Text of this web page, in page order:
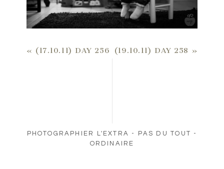
« (17.10.11) DAY 256 (19.10.11) DAY 258 »
PHOTOGRAPHIER L'EXTRA - PAS DU TOUT -
ORDINAIRE